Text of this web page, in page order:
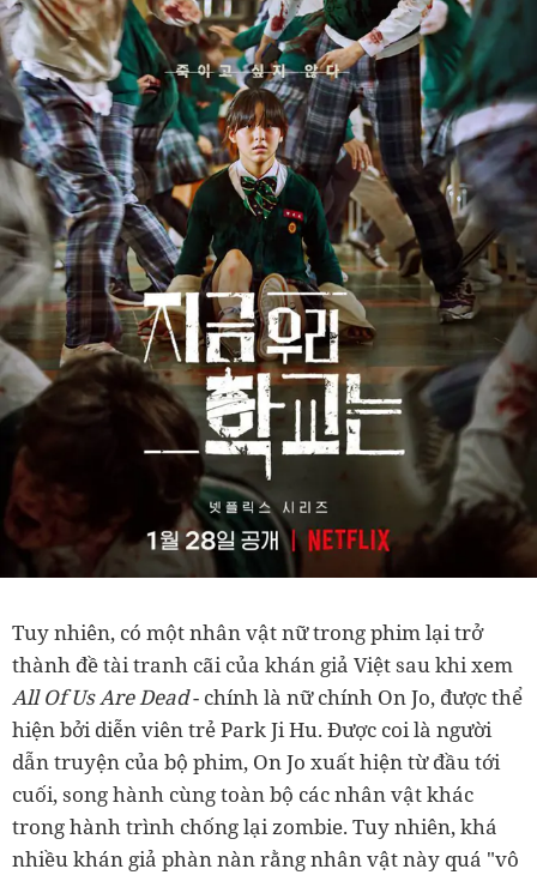
Tuy nhiên, có một nhân vật nữ trong phim lại trở
thành đề tài tranh cãi của khán giả Việt sau khi xem
All Of Us Are Dead- chính là nữ chính On Jo, được thể
hiện bởi diễn viên trẻ Park Ji Hu. Được coi là người
dẫn truyện của bộ phim, On Jo xuất hiện từ đầu tới
cuối, song hành cùng toàn bộ các nhân vật khác
trong hành trình chống lại zombie. Tuy nhiên, khá
nhiều khán giả phàn nàn rằng nhân vật này quá "vô